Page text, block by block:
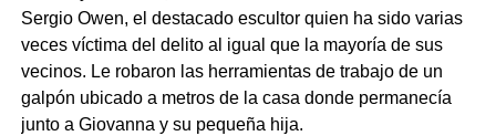
Sergio Owen, el destacado escultor quien ha sido varias
veces víctima del delito al igual que la mayoría de sus
vecinos. Le robaron las herramientas de trabajo de un
galpón ubicado a metros de la casa donde permanecía
junto a Giovanna y su pequeña hija.